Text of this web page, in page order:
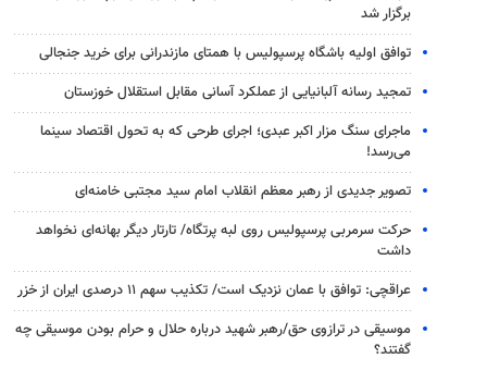
برگزار شد
توافق اولیه باشگاه پرسپولیس با همتای مازندرانی برای خرید جنجالی
تمجید رسانه آلبانیایی از عملکرد آسانی مقابل استقلال خوزستان
ماجرای سنگ مزار اکبر عبدی؛ اجرای طرحی که به تحول اقتصاد سینما
می‌رسد!
تصویر جدیدی از رهبر معظم انقلاب امام سید مجتبی خامنه‌ای
حرکت سرمربی پرسپولیس روی لبه پرتگاه/ تارتار دیگر بهانه‌ای نخواهد
داشت
عراقچی: توافق با عمان نزدیک است/ تکذیب سهم ۱۱ درصدی ایران از خزر
موسیقی در ترازوی حق/رهبر شهید درباره حلال و حرام بودن موسیقی چه
گفتند؟